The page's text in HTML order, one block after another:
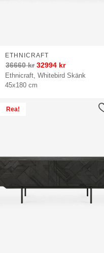
Ethnicraft, Whitebird Skänk
45x180 cm
ETHNICRAFT
36660kr 32994 kr
Rea!